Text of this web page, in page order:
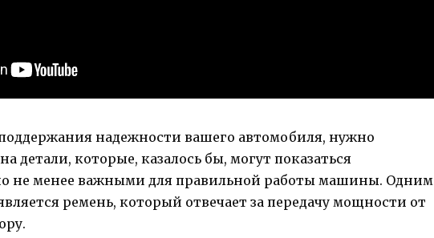
поддержания надежности вашего автомобиля, нужно
детали, которые, казалось бы, могут показаться
не менее важными для правильной работы машины. Одним
ремень, который отвечает за передачу мощности от